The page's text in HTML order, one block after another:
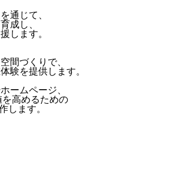
通じて、
成し、
します。
間づくりで、
験を提供します。
ームページ、
高めるための
します。